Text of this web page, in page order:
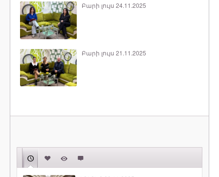
Բարի լույս 24.11.2025
Բարի լույս 21.11.2025